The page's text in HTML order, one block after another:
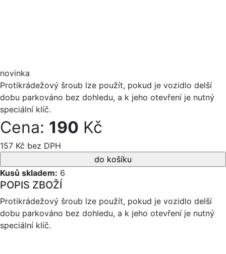
novinka
Protikrádežový šroub lze použít, pokud je vozidlo delší
dobu parkováno bez dohledu, a k jeho otevření je nutný
speciální klíč.
Cena: 190 Kč
157 Kč bez DPH
Kusů skladem: 6
POPIS ZBOŽÍ
Protikrádežový šroub lze použít, pokud je vozidlo delší
dobu parkováno bez dohledu, a k jeho otevření je nutný
speciální klíč.